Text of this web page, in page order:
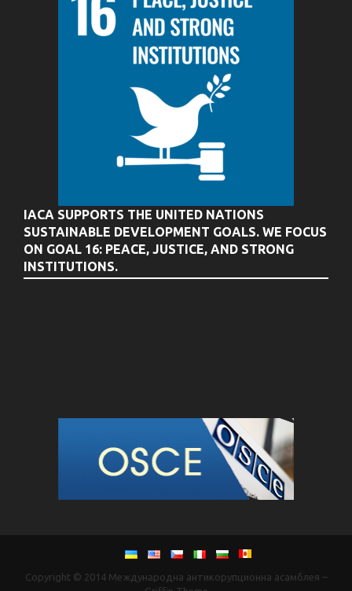
IACA SUPPORTS THE UNITED NATIONS
SUSTAINABLE DEVELOPMENT GOALS. WE FOCUS
ON GOAL 16: PEACE, JUSTICE, AND STRONG
INSTITUTIONS.
Copyright © 2014 Международна антикорупционна асамблея –